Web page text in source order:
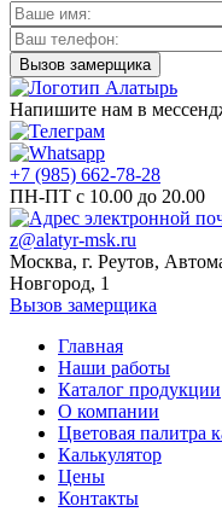
Напишите нам в
+7 (985) 662-78-28
ПН-ПТ с 10.00 до 20.00
z@alatyr-msk.ru
Москва, г. Реутов,
Новгород, 1
Вызов замерщика
Главная
Наши работы
Каталог продукции
О компании
Цветовая палитра
Калькулятор
Цены
Контакты